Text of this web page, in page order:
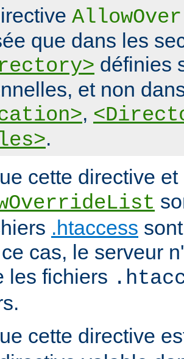
que dans les
définies
et non
,
.
cette directive
.htaccess
cas, le serveur
les fichiers
cette directive